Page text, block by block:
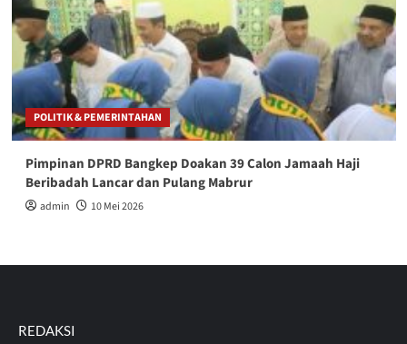
POLITIK & PEMERINTAHAN
Pimpinan DPRD Bangkep Doakan 39 Calon Jamaah Haji
Beribadah Lancar dan Pulang Mabrur
admin 10 Mei 2026
REDAKSI